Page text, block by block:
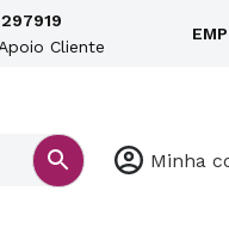
Cliente
Minha